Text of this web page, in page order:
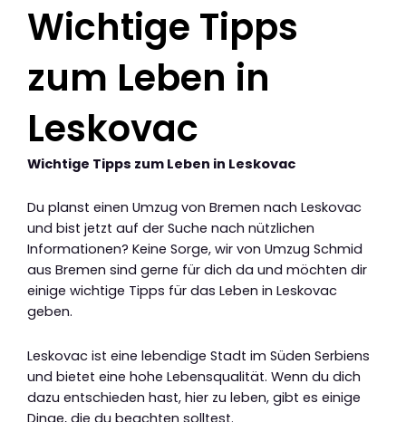
Wichtige Tipps
zum Leben in
Leskovac
Wichtige Tipps zum Leben in Leskovac
Du planst einen Umzug von Bremen nach Leskovac
und bist jetzt auf der Suche nach nützlichen
Informationen? Keine Sorge, wir von Umzug Schmid
aus Bremen sind gerne für dich da und möchten dir
einige wichtige Tipps für das Leben in Leskovac
geben.
Leskovac ist eine lebendige Stadt im Süden Serbiens
und bietet eine hohe Lebensqualität. Wenn du dich
dazu entschieden hast, hier zu leben, gibt es einige
Dinge, die du beachten solltest.